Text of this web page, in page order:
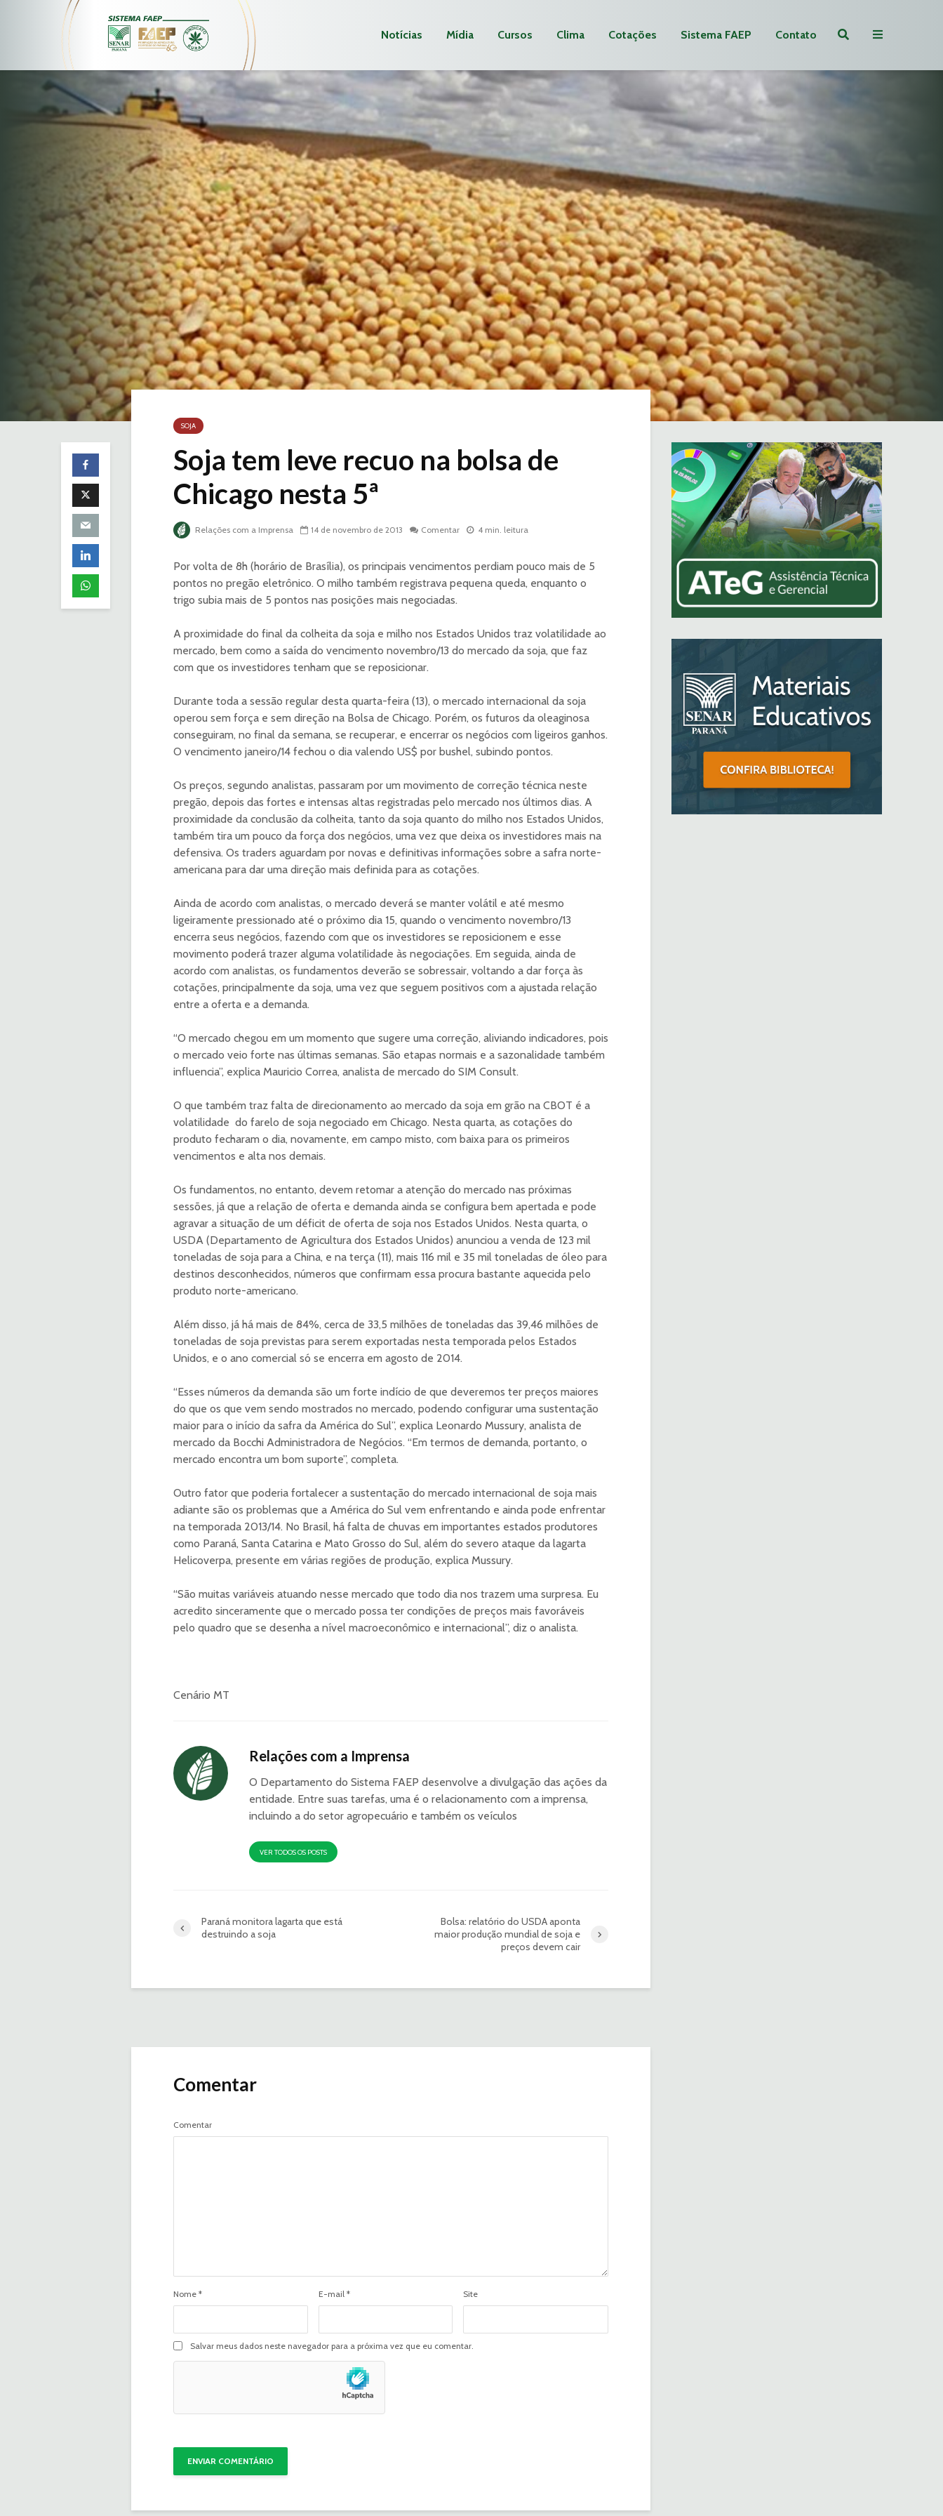
Notícias Mídia Cursos Clima Cotações Sistema FAEP Contato
SOJA
Soja tem leve recuo na bolsa de
Chicago nesta 5ª
Relações com a Imprensa 14 de novembro de 2013 Comentar 4 min. leitura
Por volta de 8h (horário de Brasília), os principais vencimentos perdiam pouco mais de 5
pontos no pregão eletrônico. O milho também registrava pequena queda, enquanto o
trigo subia mais de 5 pontos nas posições mais negociadas.
A proximidade do final da colheita da soja e milho nos Estados Unidos traz volatilidade ao
mercado, bem como a saída do vencimento novembro/13 do mercado da soja, que faz
com que os investidores tenham que se reposicionar.
Durante toda a sessão regular desta quarta-feira (13), o mercado internacional da soja
operou sem força e sem direção na Bolsa de Chicago. Porém, os futuros da oleaginosa
conseguiram, no final da semana, se recuperar, e encerrar os negócios com ligeiros ganhos.
O vencimento janeiro/14 fechou o dia valendo US$ por bushel, subindo pontos.
Os preços, segundo analistas, passaram por um movimento de correção técnica neste
pregão, depois das fortes e intensas altas registradas pelo mercado nos últimos dias. A
proximidade da conclusão da colheita, tanto da soja quanto do milho nos Estados Unidos,
também tira um pouco da força dos negócios, uma vez que deixa os investidores mais na
defensiva. Os traders aguardam por novas e definitivas informações sobre a safra norte-
americana para dar uma direção mais definida para as cotações.
Ainda de acordo com analistas, o mercado deverá se manter volátil e até mesmo
ligeiramente pressionado até o próximo dia 15, quando o vencimento novembro/13
encerra seus negócios, fazendo com que os investidores se reposicionem e esse
movimento poderá trazer alguma volatilidade às negociações. Em seguida, ainda de
acordo com analistas, os fundamentos deverão se sobressair, voltando a dar força às
cotações, principalmente da soja, uma vez que seguem positivos com a ajustada relação
entre a oferta e a demanda.
“O mercado chegou em um momento que sugere uma correção, aliviando indicadores, pois
o mercado veio forte nas últimas semanas. São etapas normais e a sazonalidade também
influencia”, explica Mauricio Correa, analista de mercado do SIM Consult.
O que também traz falta de direcionamento ao mercado da soja em grão na CBOT é a
volatilidade do farelo de soja negociado em Chicago. Nesta quarta, as cotações do
produto fecharam o dia, novamente, em campo misto, com baixa para os primeiros
vencimentos e alta nos demais.
Os fundamentos, no entanto, devem retomar a atenção do mercado nas próximas
sessões, já que a relação de oferta e demanda ainda se configura bem apertada e pode
agravar a situação de um déficit de oferta de soja nos Estados Unidos. Nesta quarta, o
USDA (Departamento de Agricultura dos Estados Unidos) anunciou a venda de 123 mil
toneladas de soja para a China, e na terça (11), mais 116 mil e 35 mil toneladas de óleo para
destinos desconhecidos, números que confirmam essa procura bastante aquecida pelo
produto norte-americano.
Além disso, já há mais de 84%, cerca de 33,5 milhões de toneladas das 39,46 milhões de
toneladas de soja previstas para serem exportadas nesta temporada pelos Estados
Unidos, e o ano comercial só se encerra em agosto de 2014.
“Esses números da demanda são um forte indício de que deveremos ter preços maiores
do que os que vem sendo mostrados no mercado, podendo configurar uma sustentação
maior para o início da safra da América do Sul”, explica Leonardo Mussury, analista de
mercado da Bocchi Administradora de Negócios. “Em termos de demanda, portanto, o
mercado encontra um bom suporte”, completa.
Outro fator que poderia fortalecer a sustentação do mercado internacional de soja mais
adiante são os problemas que a América do Sul vem enfrentando e ainda pode enfrentar
na temporada 2013/14. No Brasil, há falta de chuvas em importantes estados produtores
como Paraná, Santa Catarina e Mato Grosso do Sul, além do severo ataque da lagarta
Helicoverpa, presente em várias regiões de produção, explica Mussury.
“São muitas variáveis atuando nesse mercado que todo dia nos trazem uma surpresa. Eu
acredito sinceramente que o mercado possa ter condições de preços mais favoráveis
pelo quadro que se desenha a nível macroeconômico e internacional”, diz o analista.
Cenário MT
Relações com a Imprensa
O Departamento do Sistema FAEP desenvolve a divulgação das ações da
entidade. Entre suas tarefas, uma é o relacionamento com a imprensa,
incluindo a do setor agropecuário e também os veículos
VER TODOS OS POSTS
Paraná monitora lagarta que está
destruindo a soja
Bolsa: relatório do USDA aponta
maior produção mundial de soja e
preços devem cair
Comentar
Comentar
Nome * E-mail * Site
Salvar meus dados neste navegador para a próxima vez que eu comentar.